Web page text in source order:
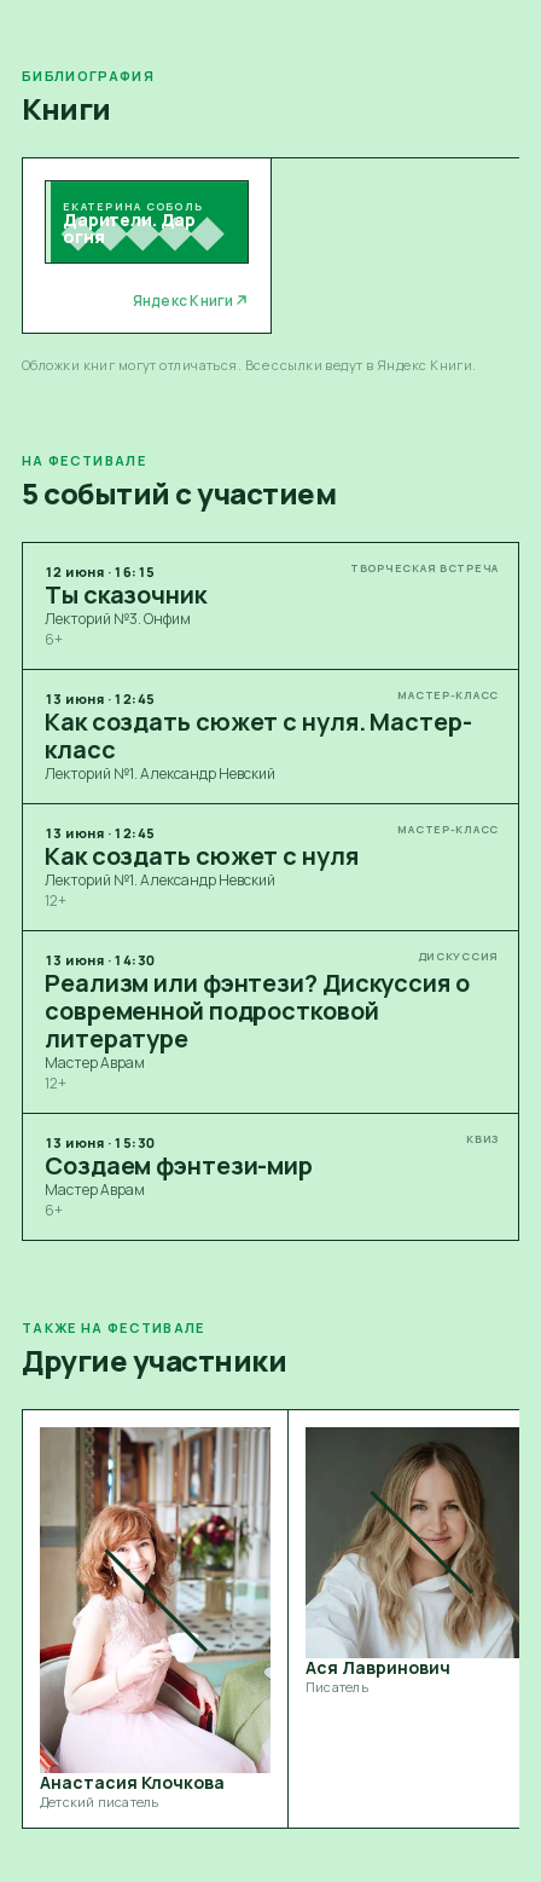
БИБЛИОГРАФИЯ
Книги
ЕКАТЕРИНА СОБОЛЬ
Дарители. Дар
огня
Яндекс Книги
Обложки книг могут отличаться. Все ссылки ведут в Яндекс Книги.
НА ФЕСТИВАЛЕ
5 событий с участием
ТВОРЧЕСКАЯ ВСТРЕЧА
12 июня · 16:15
Ты сказочник
Лекторий №3. Онфим
6+
МАСТЕР-КЛАСС
13 июня · 12:45
Как создать сюжет с нуля. Мастер-
класс
Лекторий №1. Александр Невский
МАСТЕР-КЛАСС
13 июня · 12:45
Как создать сюжет с нуля
Лекторий №1. Александр Невский
12+
ДИСКУССИЯ
13 июня · 14:30
Реализм или фэнтези? Дискуссия о
современной подростковой
литературе
Мастер Аврам
12+
КВИЗ
13 июня · 15:30
Создаем фэнтези-мир
Мастер Аврам
6+
ТАКЖЕ НА ФЕСТИВАЛЕ
Другие участники
Анастасия Клочкова
Детский писатель
Ася Лавринович
Писатель